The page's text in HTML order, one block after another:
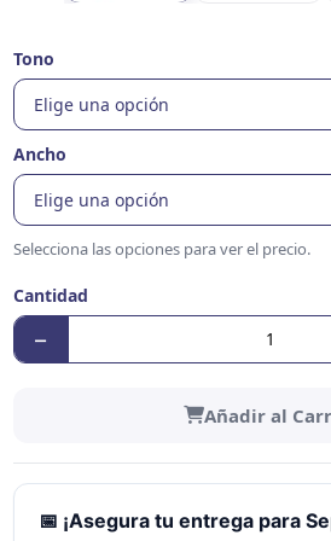
Tono
Ancho
Selecciona las opciones para ver el precio.
Cantidad
−
Añadir al
📅 ¡Asegura tu entrega para